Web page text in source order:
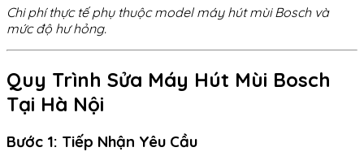
Chi phí thực tế phụ thuộc model máy hút mùi Bosch và
mức độ hư hỏng.
Quy Trình Sửa Máy Hút Mùi Bosch
Tại Hà Nội
Bước 1: Tiếp Nhận Yêu Cầu